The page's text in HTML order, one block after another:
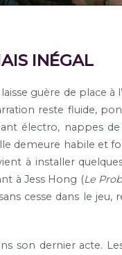
INÉGAL
guère de place à
reste fluide,
électro, nappes
demeure habile et
à installer
à Jess Hong (Le
cesse dans le jeu,
son dernier acte.